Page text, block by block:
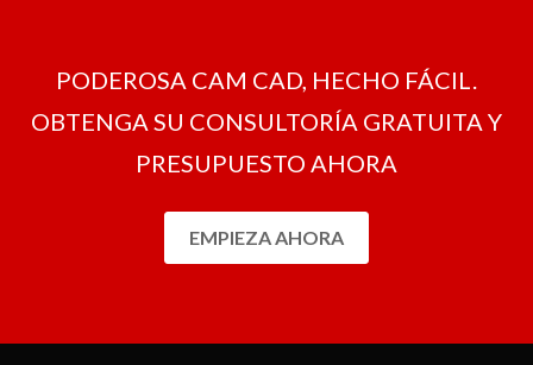
PODEROSA CAM CAD, HECHO FÁCIL.
OBTENGA SU CONSULTORÍA GRATUITA Y
PRESUPUESTO AHORA
EMPIEZA AHORA